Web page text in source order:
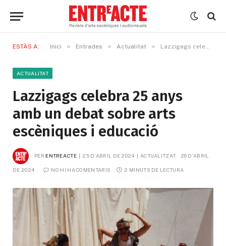
ESTÀS A: Inici » Entrades » Actualitat » Lazzigags celebra 25 anys amb un debat sobre arts escèniques i educació
ACTUALITAT
Lazzigags celebra 25 anys
amb un debat sobre arts
escèniques i educació
PER ENTREACTE 25 D'ABRIL DE 2024 ACTUALITZAT: 26 D'ABRIL
DE 2024 NO HI HA COMENTARIS 2 MINUTS DE LECTURA